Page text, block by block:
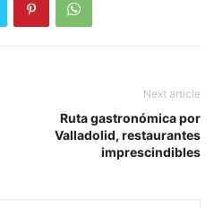
Next article
Ruta gastronómica por
Valladolid, restaurantes
imprescindibles